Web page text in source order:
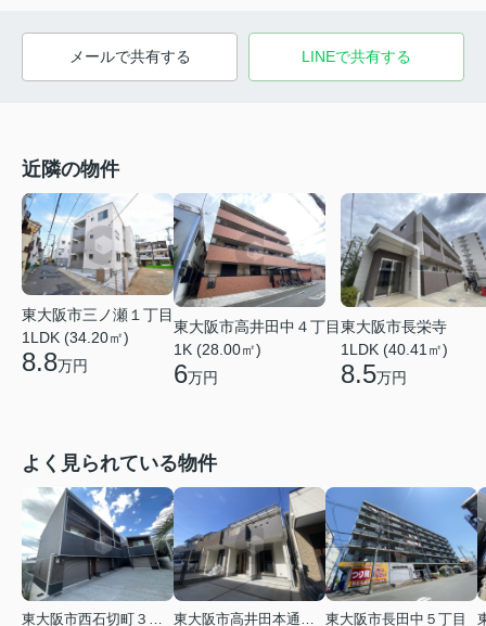
メールで共有する LINEで共有する
近隣の物件
東大阪市三ノ瀬１丁目
1LDK (34.20㎡)
8.8万円
東大阪市高井田中４丁目
1K (28.00㎡)
6万円
東大阪市長栄寺
1LDK (40.41㎡)
8.5万円
よく見られている物件
東大阪市西石切町３丁目
東大阪市高井田本通２丁目
東大阪市長田中５丁目